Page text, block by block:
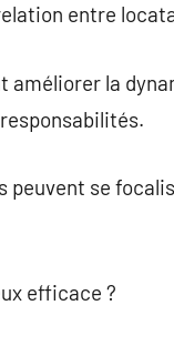
entre
la
se
efficace ?